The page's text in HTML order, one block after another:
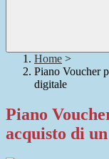
Home >
Piano Voucher
digitale
Piano
acquisto di